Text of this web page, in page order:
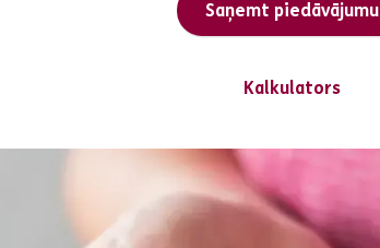
Saņemt piedāvājumu
Kalkulators